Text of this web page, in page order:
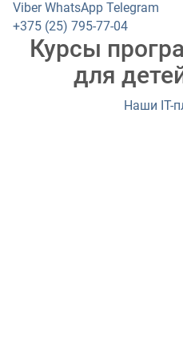
Viber WhatsApp Telegram
+375 (25) 795-77-04
Курсы
для
Наши IT-